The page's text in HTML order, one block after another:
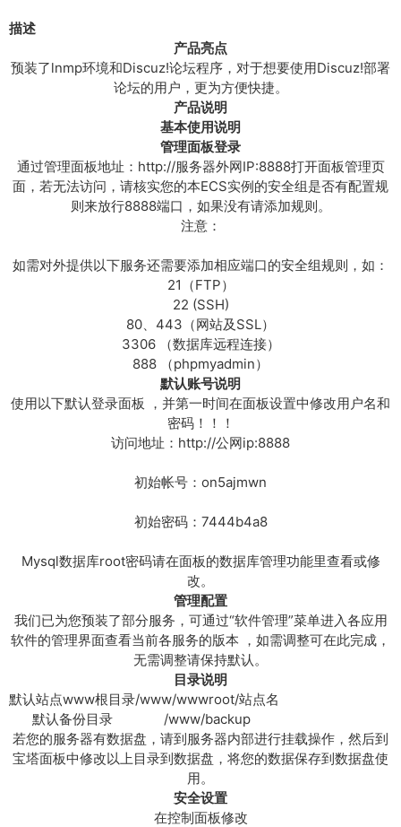
坛
L
e
s
面
描述
产品亮点
预装了lnmp环境和Discuz!论坛程序，对于想要使用Discuz!部署
论坛的用户，更为方便快捷。
产品说明
基本使用说明
管理面板登录
通过管理面板地址：http://服务器外网IP:8888打开面板管理页
面，若无法访问，请核实您的本ECS实例的安全组是否有配置规
则来放行8888端口，如果没有请添加规则。
注意：
如需对外提供以下服务还需要添加相应端口的安全组规则，如：
21（FTP）
22 (SSH)
80、443（网站及SSL）
3306 （数据库远程连接）
888 （phpmyadmin）
默认账号说明
使用以下默认登录面板 ，并第一时间在面板设置中修改用户名和
密码！！！
访问地址：http://公网ip:8888
初始帐号：on5ajmwn
初始密码：7444b4a8
Mysql数据库root密码请在面板的数据库管理功能里查看或修
改。
管理配置
我们已为您预装了部分服务，可通过“软件管理”菜单进入各应用
软件的管理界面查看当前各服务的版本 ，如需调整可在此完成，
无需调整请保持默认。
目录说明
默认站点www根目录/www/wwwroot/站点名
默认备份目录
/www/backup
若您的服务器有数据盘，请到服务器内部进行挂载操作，然后到
宝塔面板中修改以上目录到数据盘，将您的数据保存到数据盘使
用。
安全设置
在控制面板修改